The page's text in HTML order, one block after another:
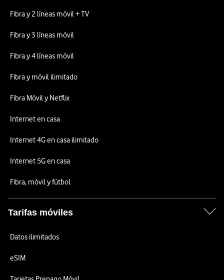
Fibra y 2 líneas móvil + TV
Fibra y 3 líneas móvil
Fibra y 4 líneas móvil
Fibra y móvil ilimitado
Fibra Móvil y Netflix
Internet en casa
Internet 4G en casa ilimitado
Internet 5G en casa
Fibra, móvil y fútbol
Tarifas móviles
Datos ilimitados
eSIM